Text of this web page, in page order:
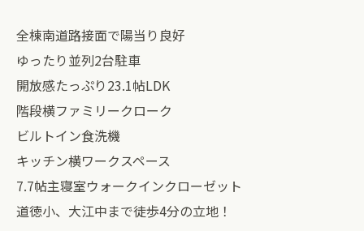
全棟南道路接面で陽当り良好
ゆったり並列2台駐車
開放感たっぷり23.1帖LDK
階段横ファミリークローク
ビルトイン食洗機
キッチン横ワークスペース
7.7帖主寝室ウォークインクローゼット
道徳小、大江中まで徒歩4分の立地！